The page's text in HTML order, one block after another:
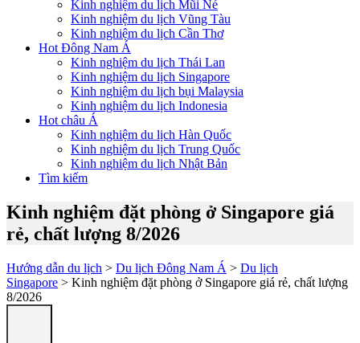
Kinh nghiệm du lịch Mũi Né
Kinh nghiệm du lịch Vũng Tàu
Kinh nghiệm du lịch Cần Thơ
Hot Đông Nam Á
Kinh nghiệm du lịch Thái Lan
Kinh nghiệm du lịch Singapore
Kinh nghiệm du lịch bụi Malaysia
Kinh nghiệm du lịch Indonesia
Hot châu Á
Kinh nghiệm du lịch Hàn Quốc
Kinh nghiệm du lịch Trung Quốc
Kinh nghiệm du lịch Nhật Bản
Tìm kiếm
Kinh nghiệm đặt phòng ở Singapore giá
rẻ, chất lượng 8/2026
Hướng dẫn du lịch > Du lịch Đông Nam Á > Du lịch
Singapore > Kinh nghiệm đặt phòng ở Singapore giá rẻ, chất lượng
8/2026